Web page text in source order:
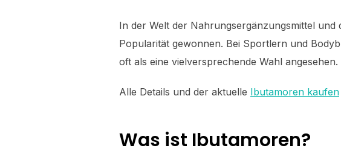
In der Welt der Nahrungsergänzungsmittel
Popularität gewonnen. Bei Sportlern und
oft als eine vielversprechende Wahl
Alle Details und der aktuelle Ibutamoren kaufen
Was ist Ibutamoren?